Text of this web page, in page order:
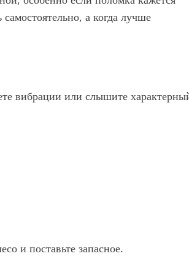
а когда лучше
вибрации или слышите
и поставьте запасное.